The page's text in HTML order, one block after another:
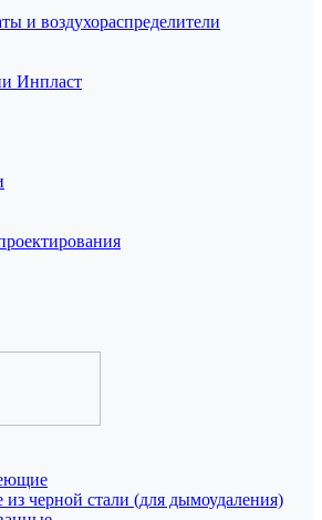
и воздухораспределители
Инпласт
черной стали (для дымоудаления)